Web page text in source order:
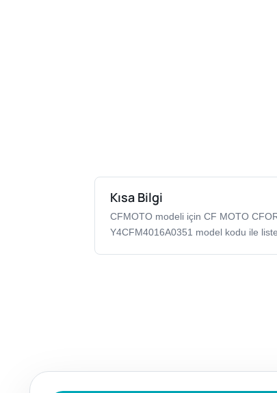
Kısa Bilgi
CFMOTO modeli için CF MOTO
Y4CFM4016A0351 model kodu ile